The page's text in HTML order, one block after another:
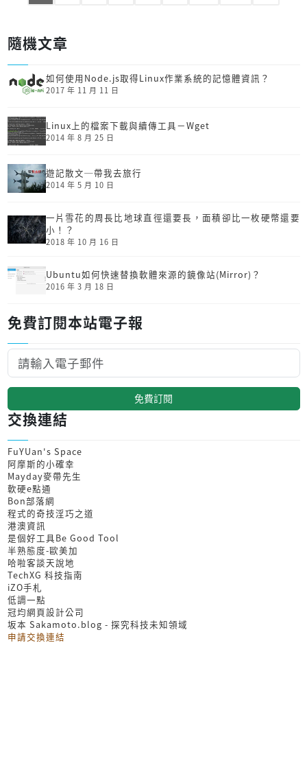
隨機文章
如何使用Node.js取得Linux作業系統的記憶體資訊？
2017 年 11 月 11 日
Linux上的檔案下載與續傳工具－Wget
2014 年 8 月 25 日
遊記散文─帶我去旅行
2014 年 5 月 10 日
一片雪花的周長比地球直徑還要長，面積卻比一枚硬幣還要
小！？
2018 年 10 月 16 日
Ubuntu如何快速替換軟體來源的鏡像站(Mirror)？
2016 年 3 月 18 日
免費訂閱本站電子報
免費訂閱
交換連結
FuYUan's Space
阿摩斯的小確幸
Mayday麥帶先生
軟硬e點通
Bon部落網
程式的奇技淫巧之道
港澳資訊
是個好工具Be Good Tool
半熟態度-歐美加
哈啦客談天說地
TechXG 科技指南
iZO手札
低調一點
冠均網頁設計公司
坂本 Sakamoto.blog - 探究科技未知領域
申請交換連結